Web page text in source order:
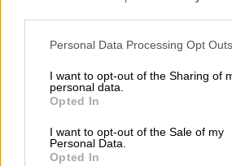
Please note that this website/app uses
not limited to your visit or usage
grant or deny consent to Google and its
use your data for below specified
consent section.
Personal Data Processing Opt Outs
I want to opt-out of the Sharing of
personal data.
Opted In
I want to opt-out of the Sale of my
Personal Data.
Opted In
ποιος θα το πληρώσει»,
ιδιοκτήτρια εμπορικού
ρούχα για να συμπληρώσει
είναι μη επιστρεπτέα η
κρίσηςέδινα 100 χιλιάδες
εισφορές ασφαλιστικές,
δεν μπορεί; Να μας χαρίσει